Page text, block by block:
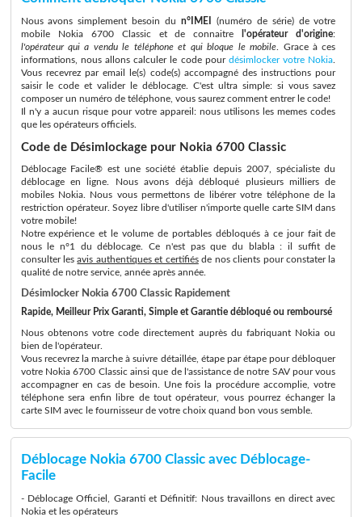
Nous avons simplement besoin du n°IMEI
(numéro de série) de votre
mobile Nokia 6700 Classic et de connaitre
l'opérateur d'origine:
l'opérateur qui a vendu le téléphone et qui bloque le mobile . Grace à ces
informations, nous allons calculer le code pourdésimlocker votre Nokia
Vous recevrez par email le(s) code(s) accompagné des instructions pour
saisir le code et valider le déblocage. C'est ultra simple: si vous savez
composer un numéro de téléphone, vous saurez comment entrer le code!
Il n'y a aucun risque pour votre appareil: nous utilisons les memes codes
que les opérateurs officiels.
Code de Désimlockage pour Nokia 6700 Classic
Déblocage Facile® est une société établie depuis 2007, spécialiste du
déblocage en ligne. Nous avons déjà débloqué plusieurs milliers de
mobiles Nokia. Nous vous permettons de libérer votre téléphone de la
restriction opérateur. Soyez libre d'utiliser n'importe quelle carte SIM dans
votre mobile!
Notre expérience et le volume de portables débloqués à ce jour fait de
nous le n°1 du déblocage. Ce n'est pas que du blabla : il suffit de
consulter lesavis authentiques et certifiésde nos clients pour constater la
qualité de notre service, année après année.
Désimlocker Nokia 6700 Classic Rapidement
Rapide, Meilleur Prix Garanti, Simple et Garantie débloqué ou remboursé
Nous obtenons votre code directement auprès du fabriquant Nokia ou
bien de l'opérateur.
Vous recevrez la marche à suivre détaillée, étape par étape pour débloquer
votre Nokia 6700 Classic ainsi que de l'assistance de notre SAV pour vous
accompagner en cas de besoin. Une fois la procédure accomplie, votre
téléphone sera enfin libre de tout opérateur, vous pourrez échanger la
carte SIM avec le fournisseur de votre choix quand bon vous semble.
Déblocage Nokia 6700 Classic avec Déblocage-
Facile
- Déblocage Officiel, Garanti et Définitif: Nous travaillons en direct avec
Nokia et les opérateurs